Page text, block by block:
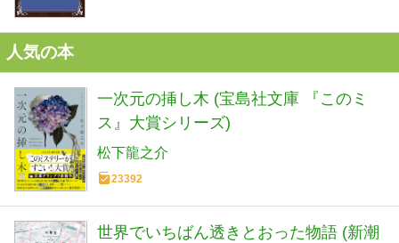
人気の本
一次元の挿し木 (宝島社文庫 『このミ
ス』大賞シリーズ)
松下龍之介
23392
世界でいちばん透きとおった物語 (新潮